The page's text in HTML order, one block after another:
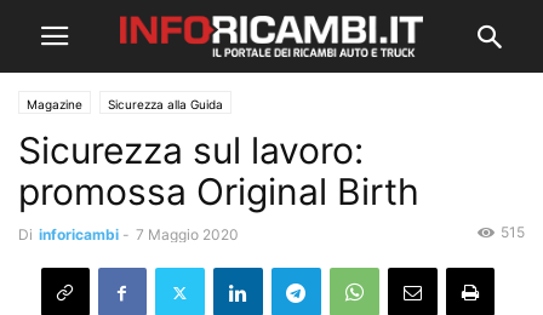
Magazine Sicurezza alla Guida
Sicurezza sul lavoro:
promossa Original Birth
Di inforicambi - 7 Maggio 2020 515